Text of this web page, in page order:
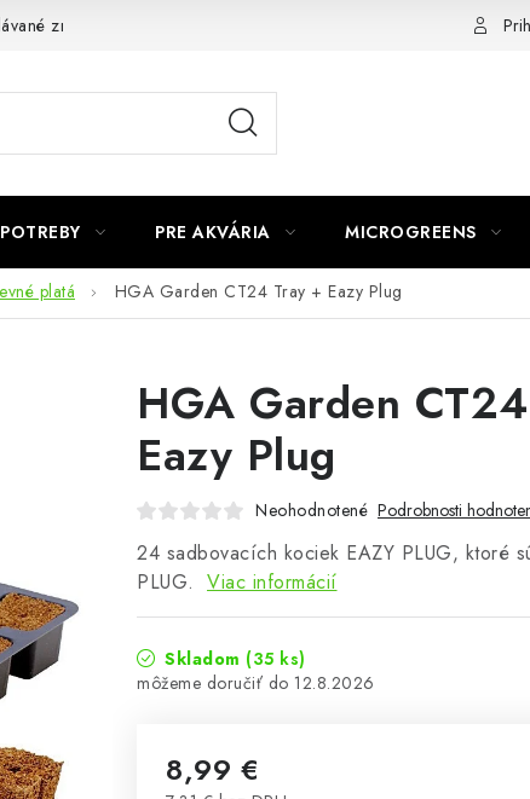
značky Podmienky o ochrane osobných
PRE AKVÁRIA MICROGREENS
platá HGA Garden CT24 Tray + Eazy Plug
HGA Garden
Eazy Plug
Neohodnotené Podrobnosti
24 sadbovacích kociek EAZY PLUG, ktoré
PLUG. Viac informácií
Skladom (35 ks)
12.8.2026
8,99 €